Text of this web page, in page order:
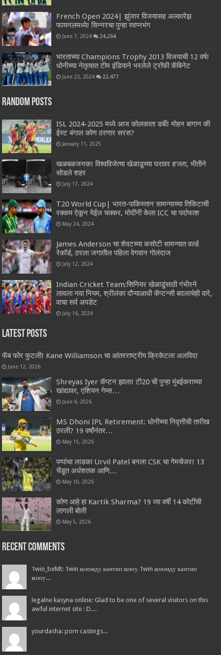
French Open 2024| झुंजार विजयासह अल्कारेझ
फायनलमध्ये! सिन्नरचा पुन्हा स्वप्नभंग
June 7, 2024 24,264
भारताच्या Champions Trophy 2013 विजयाची 12 वर्ष!
धोनीच्या नेतृत्वात टीम इंडियाने भरलेले ट्रॉफी कॅबिनेट
June 23, 2024 22,477
Random Posts
ISL 2024-2025 मध्ये आज कोलकाता डर्बी! मोहन बागान की
ईस्ट बंगाल कोण ठरणार सरस?
January 11, 2025
खळबळजनक! विश्वविजेत्या खेळाडूच्या घरावर ह’ल्ला, भीतीने
सोडले शहर
July 17, 2024
T20 World Cup| भारत-पाकिस्तान सामन्याच्या तिकिटाची
रक्कम ऐकून येईल चक्कर, मोदींनी केला ICC चा पर्दाफाश
May 24, 2024
James Anderson चा शेवटच्या कसोटी सामन्यात वर्ल्ड
रेकॉर्ड, ठरला जगातील पहिला वेगवान गोलंदाज
July 12, 2024
Indian Cricket Team:सिनियर खेळाडूंसाठी गंभीरने
लावला नवा नियम, श्रीलंका दौऱ्याआधी कॅप्टन्सी बदलाचेही वारे,
वाचा सर्व अपडेट
July 16, 2024
Latest Posts
फॅब फोर फुटली! Kane Williamson चा आंतरराष्ट्रीय क्रिकेटला अलविदा
June 12, 2026
Shreyas Iyer कॅप्टन झाला! टी20 ची पुन्हा मुंबईकराच्या
खांद्यावर, एशियन गेम्स…
June 6, 2026
MS Dhoni IPL Retirement: धोनीच्या निवृत्तीची तारीख
ठरली? 19 वर्षांनंतर…
May 15, 2026
पप्पांचा लाडका Urvil Patel बनला CSK चा गेमचेंजर! 13
चेंडूत अर्धशतक आणि…
May 10, 2026
कोण आहे हा Kartik Sharma? 19 व्या वर्षी 14 कोटींची
लागली बोली
May 5, 2026
Recent Comments
1win_beMt: 1win коюмду кантип коюу 1win коюмду кантип
коюу...
legalne kasyna online: Glad to be one of several visitors on this
awful internet site : D....
yourdasha: porn castings...